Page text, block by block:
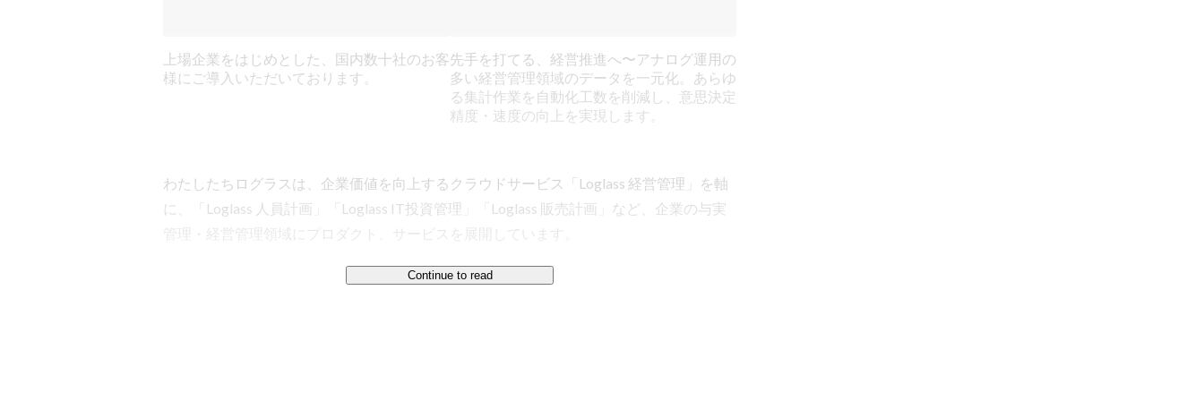
上場企業をはじめとした、国内数十社のお客
様にご導入いただいております。
先手を打てる、経営推進へ〜アナログ運用の
多い経営管理領域のデータを一元化。あらゆ
る集計作業を自動化工数を削減し、意思決定
精度・速度の向上を実現します。
わたしたちログラスは、企業価値を向上するクラウドサービス「Loglass 経営管理」を軸
に、「Loglass 人員計画」「Loglass IT投資管理」「Loglass 販売計画」など、企業の与実
管理・経営管理領域にプロダクト、サービスを展開しています。
Continue to read